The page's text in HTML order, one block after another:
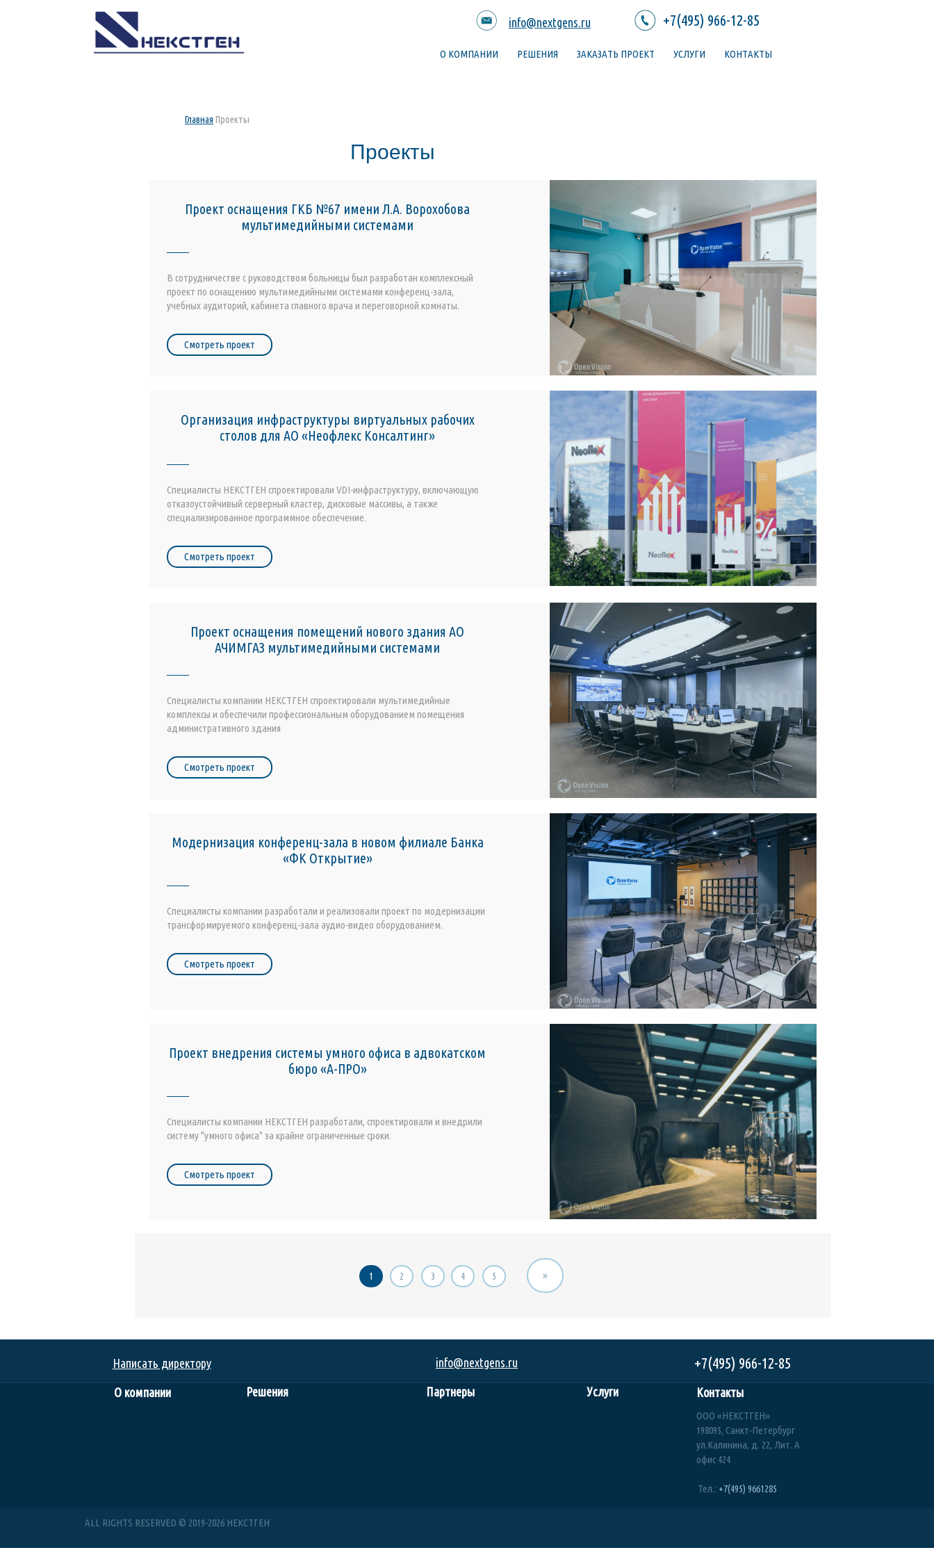
О КОМПАНИИ РЕШЕНИЯ ЗАКАЗАТЬ ПРОЕКТ УСЛУГИ КОНТАКТЫ
+7(495) 966-12-85
info@nextgens.ru
Проекты
Проект оснащения ГКБ №67 имени Л.А. Ворохобова
мультимедийными системами
В сотрудничестве с руководством больницы был разработан комплексный
проект по оснащению мультимедийными системами конференц-зала,
учебных аудиторий, кабинета главного врача и переговорной комнаты.
Смотреть проект
Организация инфраструктуры виртуальных рабочих
столов для АО «Неофлекс Консалтинг»
Специалисты НЕКСТГЕН спроектировали VDI-инфраструктуру, включающую
отказоустойчивый серверный кластер, дисковые массивы, а также
специализированное программное обеспечение.
Смотреть проект
Проект оснащения помещений нового здания АО
АЧИМГАЗ мультимедийными системами
Специалисты компании НЕКСТГЕН спроектировали мультимедийные
комплексы и обеспечили профессиональным оборудованием помещения
административного здания
Смотреть проект
Модернизация конференц-зала в новом филиале Банка
«ФК Открытие»
Специалисты компании разработали и реализовали проект по модернизации
трансформируемого конференц-зала аудио-видео оборудованием.
Смотреть проект
Проект внедрения системы умного офиса в адвокатском
бюро «А-ПРО»
Специалисты компании НЕКСТГЕН разработали, спроектировали и внедрили
систему "умного офиса" за крайне ограниченные сроки.
Смотреть проект
1 2 3 4 5 »
Главная Проекты
Написать директору +7(495) 966-12-85
О компании Партнеры
Решения Услуги Контакты
ООО «НЕКСТГЕН»
198095, Санкт-Петербург
ул.Калинина, д. 22, Лит. А
офис 424
Тел.: +7(495) 9661285
info@nextgens.ru
ALL RIGHTS RESERVED © 2019-2026 НЕКСТГЕН